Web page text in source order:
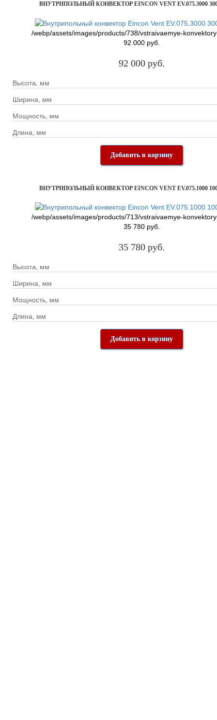
ВНУТРИПОЛЬНЫЙ КОНВЕКТОР EINCON VENT EV.075.3000
/webp/assets/images/products/738/vstraivaemye-
92 000 руб.
92 000 руб.
Высота, мм
Ширина, мм
Мощность, мм
Длина, мм
Добавить в корзину
ВНУТРИПОЛЬНЫЙ КОНВЕКТОР EINCON VENT EV.075.1000
/webp/assets/images/products/713/vstraivaemye-
35 780 руб.
35 780 руб.
Высота, мм
Ширина, мм
Мощность, мм
Длина, мм
Добавить в корзину